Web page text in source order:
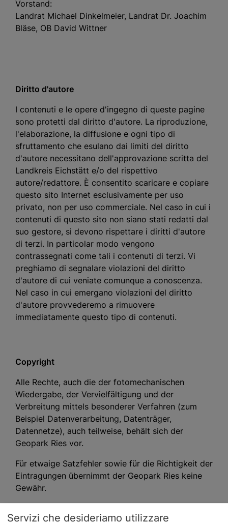
Vorstand:
Landrat Michael Dinkelmeier, Landrat Dr. Joachim
Bläse, OB David Wittner
Diritto d'autore
I contenuti e le opere d'ingegno di queste pagine
sono protetti dal diritto d'autore. La riproduzione,
l'elaborazione, la diffusione e ogni tipo di
sfruttamento che esulano dai limiti del diritto
d'autore necessitano dell'approvazione scritta del
Landkreis Eichstätt e/o del rispettivo
autore/redattore. È consentito scaricare e copiare
questo sito Internet esclusivamente per uso
privato, non per uso commerciale. Nel caso in cui i
contenuti di questo sito non siano stati redatti dal
suo gestore, si devono rispettare i diritti d'autore
di terzi. In particolar modo vengono
contrassegnati come tali i contenuti di terzi. Vi
preghiamo di segnalare violazioni del diritto
d'autore di cui veniate comunque a conoscenza.
Nel caso in cui emergano violazioni del diritto
d'autore provvederemo a rimuovere
immediatamente questo tipo di contenuti.
Copyright
Alle Rechte, auch die der fotomechanischen
Wiedergabe, der Vervielfältigung und der
Verbreitung mittels besonderer Verfahren (zum
Beispiel Datenverarbeitung, Datenträger,
Datennetze), auch teilweise, behält sich der
Geopark Ries vor.
Für etwaige Satzfehler sowie für die Richtigkeit der
Eintragungen übernimmt der Geopark Ries keine
Gewähr.
Servizi che desideriamo utilizzare